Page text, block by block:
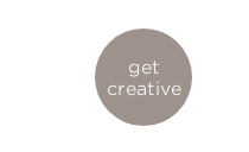
get
creative